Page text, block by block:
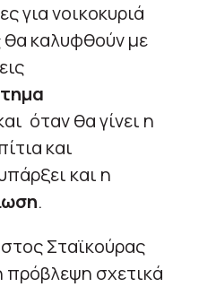
για νοικοκυριά
θα καλυφθούν με
όταν θα γίνει η
και
και η
.
Σταϊκούρας
πρόβλεψη σχετικά